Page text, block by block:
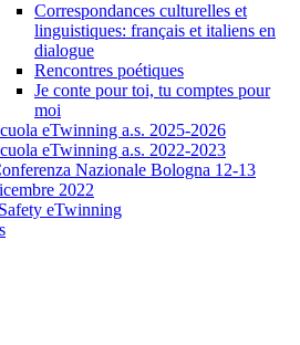
Correspondances culturelles et
linguistiques: français et italiens en
dialogue
Rencontres poétiques
Je conte pour toi, tu comptes pour
moi
eTwinning a.s. 2025-2026
eTwinning a.s. 2022-2023
Nazionale Bologna 12-13
2022
eTwinning